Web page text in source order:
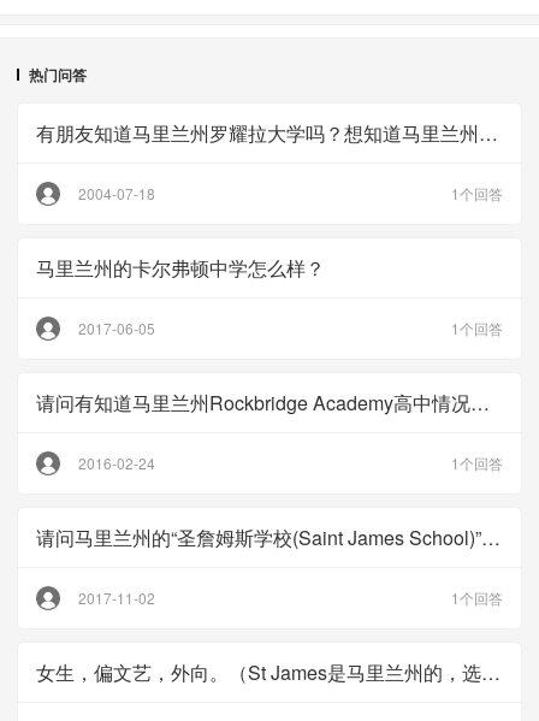
热门问答
有朋友知道马里兰州罗耀拉大学吗？想知道马里兰州罗耀拉大学的一些信息。
2004-07-18 1个回答
马里兰州的卡尔弗顿中学怎么样？
2017-06-05 1个回答
请问有知道马里兰州Rockbridge Academy高中情况的吗？想了解这所学校的情况，谢谢！
2016-02-24 1个回答
请问马里兰州的“圣詹姆斯学校(Saint James School)”怎样，可以申请走读吗？
2017-11-02 1个回答
女生，偏文艺，外向。（St James是马里兰州的，选项中错了。）